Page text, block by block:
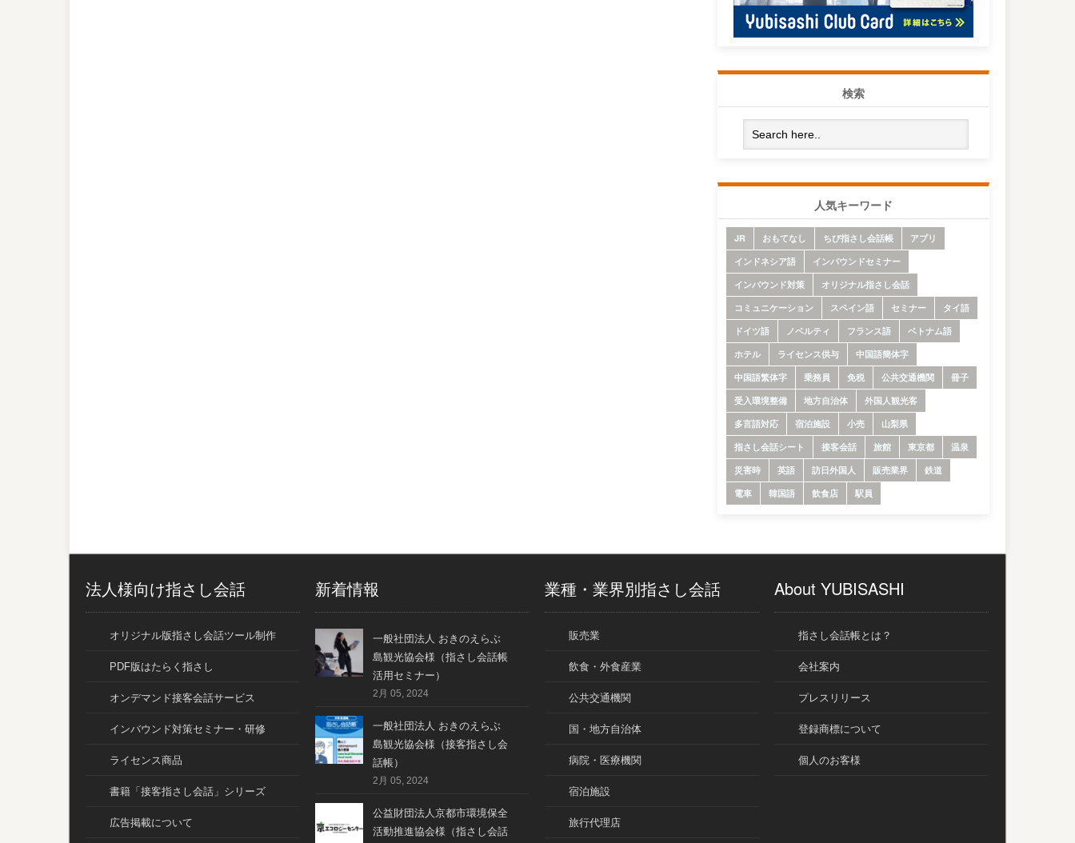
検索
人気キーワード
JR おもてなし ちび指さし会話帳
アプリ
インドネシア語
インバウンドセミナー
インバウンド対策
オリジナル指さし会話
コミュニケーション
スペイン語 セミナー
タイ語
ドイツ語
ノベルティ フランス語
ベトナム語
ホテル
ライセンス供与
中国語簡体字
中国語繁体字
乗務員 免税 公共交通機関
冊子
受入環境整備
地方自治体
外国人観光客
多言語対応
宿泊施設 小売
山梨県
指さし会話シート
接客会話 旅館 東京都
温泉
災害時
英語 訪日外国人 販売業界
鉄道
電車
韓国語 飲食店 駅員
法人様向け指さし会話
オリジナル版指さし会話ツール制作
PDF版はたらく指さし
オンデマンド接客会話サービス
インバウンド対策セミナー・研修
ライセンス商品
書籍「接客指さし会話」シリーズ
広告掲載について
新着情報
一般社団法人 おきのえらぶ
島観光協会様（指さし会話帳
活用セミナー）
2月 05, 2024
一般社団法人 おきのえらぶ
島観光協会様（接客指さし会
話帳）
2月 05, 2024
公益財団法人京都市環境保全
活動推進協会様（指さし会話
業種・業界別指さし会話
販売業
飲食・外食産業
公共交通機関
国・地方自治体
病院・医療機関
宿泊施設
旅行代理店
About YUBISASHI
指さし会話帳とは？
会社案内
プレスリリース
登録商標について
個人のお客様